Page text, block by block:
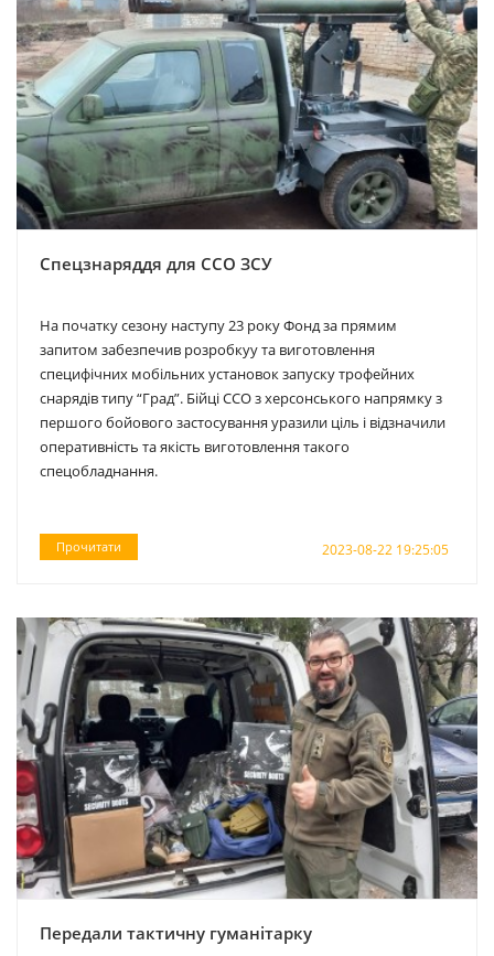
Спецзнаряддя для ССО ЗСУ
На початку сезону наступу 23 року Фонд за прямим
запитом забезпечив розробкуу та виготовлення
специфічних мобільних установок запуску трофейних
снарядів типу “Град”. Бійці ССО з херсонського напрямку з
першого бойового застосування уразили ціль і відзначили
оперативність та якість виготовлення такого
спецобладнання.
Прочитати 2023-08-22 19:25:05
Передали тактичну гуманітарку